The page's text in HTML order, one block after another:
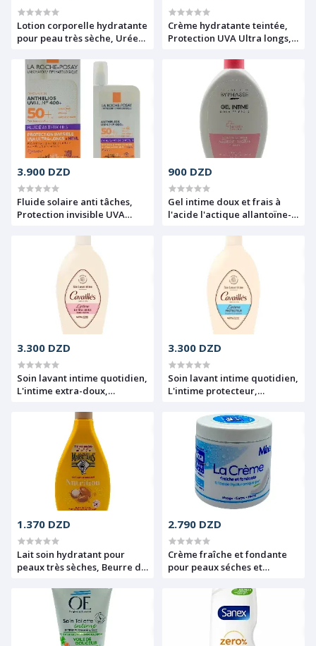
Lotion corporelle hydratante
pour peau très sèche, Urée
Repair+, Mixa, 250ml
Crème hydratante teintée,
Protection UVA Ultra longs,
50+, La Roche Posay, 50ml
3.900 DZD
Fluide solaire anti tâches,
Protection invisible UVA
UVMune 400, SPF50+, La
Roche Posay, 50ml
900 DZD
Gel intime doux et frais à
l'acide l'actique allantoïne-
Sensitiv douceur, Byphasse,
3.300 DZD
Soin lavant intime quotidien,
L'intime extra-doux,
3.300 DZD
Soin lavant intime quotidien,
L'intime protecteur,
1.370 DZD
Lait soin hydratant pour
peaux très sèches, Beurre de
d'argan, 24H, Nutrition, Le
Petit Marseillais, 400ml
2.790 DZD
Crème fraîche et fondante
pour peaux séches et
hyaluronique pur, Visage,
Corps et mains, Intensif
peaux sèches, Mixa, 400ml